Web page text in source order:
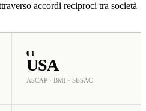
accordi reciproci tra società
01
USA
ASCAP · BMI · SESAC